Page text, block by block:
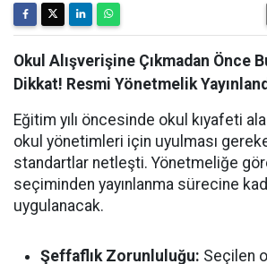
Okul Alışverişine Çıkmadan Önce
Dikkat! Resmi Yönetmelik
Eğitim yılı öncesinde okul kıyafeti
okul yönetimleri için uyulması
standartlar netleşti. Yönetmeliğe
seçiminden yayınlanma sürecine
uygulanacak.
Şeffaflık Zorunluluğu: Seçilen